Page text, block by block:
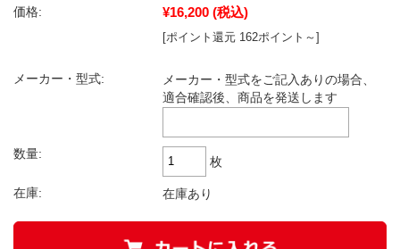
価格: ¥16,200 (税込)
[ポイント還元 162ポイント～]
メーカー・型式:
メーカー・型式をご記入ありの場合、
適合確認後、商品を発送します
数量:
枚
在庫: 在庫あり